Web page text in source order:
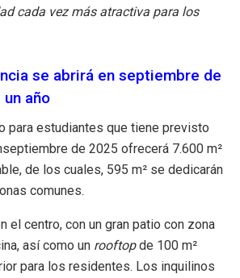
cada vez más atractiva para los
se abrirá en septiembre de
año
para estudiantes que tiene previsto
de 2025 ofrecerá 7.600 m²
de los cuales, 595 m² se dedicarán
comunes.
el centro, con un gran patio con zona
así como un rooftopde 100 m²
para los residentes. Los inquilinos